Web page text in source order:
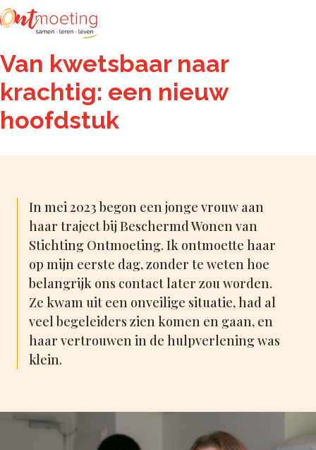
Zoeken
Van kwetsbaar naar
krachtig: een nieuw
hoofdstuk
In mei 2023 begon een jonge vrouw aan
haar traject bij Beschermd Wonen van
Stichting Ontmoeting. Ik ontmoette haar
op mijn eerste dag, zonder te weten hoe
belangrijk ons contact later zou worden.
Ze kwam uit een onveilige situatie, had al
veel begeleiders zien komen en gaan, en
haar vertrouwen in de hulpverlening was
klein.